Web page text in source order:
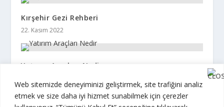
Web sitemizde deneyiminizi geliştirmek, site trafiğini analiz
etmek ve size daha iyi hizmet sunabilmek için çerezler
Kırşehir Gezi Rehberi
22. Kasım 2022
Yatırım Araçları Nedir